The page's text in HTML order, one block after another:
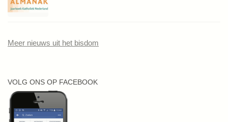
Meer nieuws uit het bisdom
VOLG ONS OP FACEBOOK